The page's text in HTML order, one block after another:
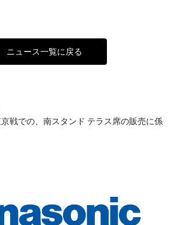
ニュース一覧に戻る
戦での、南スタンド テラス席の販売に係